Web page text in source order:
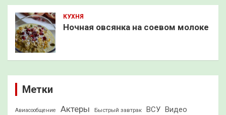
КУХНЯ
Ночная овсянка на соевом молоке
Метки
Авиасообщение Актеры Быстрый завтрак ВСУ Видео